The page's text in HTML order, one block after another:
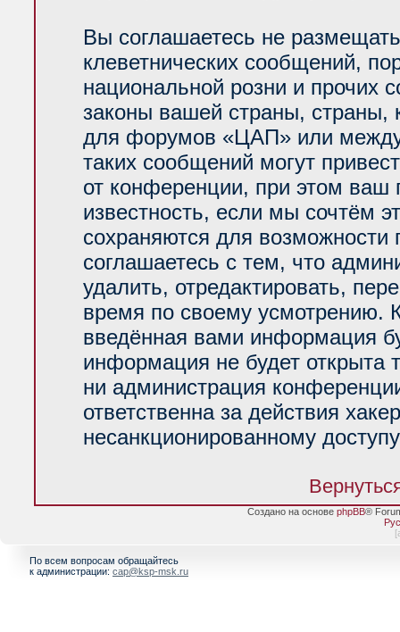
Вы соглашаетесь не
клеветнических сообщений,
национальной розни и прочих
законы вашей страны, страны,
для форумов «ЦАП» или
таких сообщений могут
от конференции, при этом ваш
известность, если мы сочтём
сохраняются для возможности
соглашаетесь с тем, что
удалить, отредактировать,
время по своему усмотрению.
введённая вами информация
информация не будет открыта
ни администрация
ответственна за действия
несанкционированному
Создано на основе phpBB®
[
По всем вопросам обращайтесь
к администрации: cap@ksp-msk.ru